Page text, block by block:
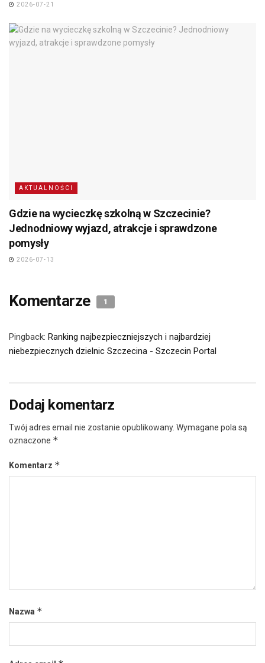
2026-07-21
AKTUALNOŚCI
Gdzie na wycieczkę szkolną w Szczecinie?
Jednodniowy wyjazd, atrakcje i sprawdzone
pomysły
2026-07-13
Komentarze 1
Pingback: Ranking najbezpieczniejszych i najbardziej
niebezpiecznych dzielnic Szczecina - Szczecin Portal
Dodaj komentarz
Twój adres email nie zostanie opublikowany. Wymagane pola są
oznaczone *
Komentarz *
Nazwa *